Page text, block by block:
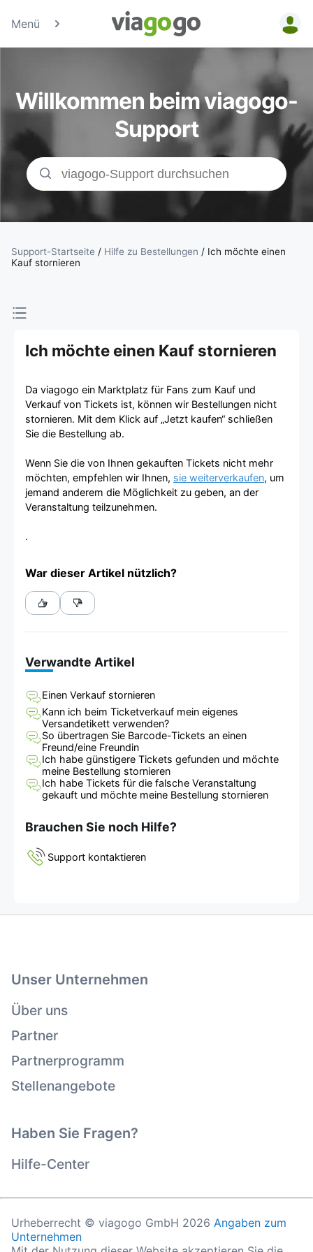
Menü
Tickets -
Konzert-,
&
| viagogo der
Willkommen beim viagogo-
Support
Support-Startseite / Hilfe zu Bestellungen / Ich möchte einen
Kauf stornieren
Ich möchte einen Kauf stornieren
Da viagogo ein Marktplatz für Fans zum Kauf und
Verkauf von Tickets ist, können wir Bestellungen nicht
stornieren. Mit dem Klick auf „Jetzt kaufen“ schließen
Sie die Bestellung ab.
Wenn Sie die von Ihnen gekauften Tickets nicht mehr
möchten, empfehlen wir Ihnen, sie weiterverkaufen, um
jemand anderem die Möglichkeit zu geben, an der
Veranstaltung teilzunehmen.
.
War dieser Artikel nützlich?
Verwandte Artikel
Einen Verkauf stornieren
Kann ich beim Ticketverkauf mein eigenes
Versandetikett verwenden?
So übertragen Sie Barcode-Tickets an einen
Freund/eine Freundin
Ich habe günstigere Tickets gefunden und möchte
meine Bestellung stornieren
Ich habe Tickets für die falsche Veranstaltung
gekauft und möchte meine Bestellung stornieren
Brauchen Sie noch Hilfe?
Support kontaktieren
Unser Unternehmen
Über uns
Partner
Partnerprogramm
Stellenangebote
Haben Sie Fragen?
Hilfe-Center
Urheberrecht © viagogo GmbH 2026 Angaben zum
Unternehmen